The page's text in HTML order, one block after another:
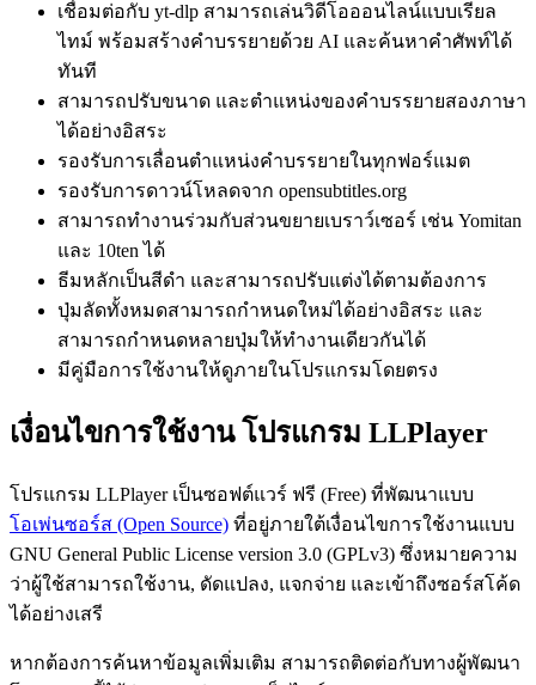
เชื่อมต่อกับ yt-dlp สามารถเล่นวิดีโอออนไลน์แบบเรียล
ไทม์ พร้อมสร้างคำบรรยายด้วย AI และค้นหาคำศัพท์ได้
ทันที
สามารถปรับขนาด และตำแหน่งของคำบรรยายสองภาษา
ได้อย่างอิสระ
รองรับการเลื่อนตำแหน่งคำบรรยายในทุกฟอร์แมต
รองรับการดาวน์โหลดจาก opensubtitles.org
สามารถทำงานร่วมกับส่วนขยายเบราว์เซอร์ เช่น Yomitan
และ 10ten ได้
ธีมหลักเป็นสีดำ และสามารถปรับแต่งได้ตามต้องการ
ปุ่มลัดทั้งหมดสามารถกำหนดใหม่ได้อย่างอิสระ และ
สามารถกำหนดหลายปุ่มให้ทำงานเดียวกันได้
มีคู่มือการใช้งานให้ดูภายในโปรแกรมโดยตรง
เงื่อนไขการใช้งาน โปรแกรม LLPlayer
โปรแกรม LLPlayer เป็นซอฟต์แวร์ ฟรี (Free) ที่พัฒนาแบบ
โอเพ่นซอร์ส (Open Source) ที่อยู่ภายใต้เงื่อนไขการใช้งานแบบ
GNU General Public License version 3.0 (GPLv3) ซึ่งหมายความ
ว่าผู้ใช้สามารถใช้งาน, ดัดแปลง, แจกจ่าย และเข้าถึงซอร์สโค้ด
ได้อย่างเสรี
หากต้องการค้นหาข้อมูลเพิ่มเติม สามารถติดต่อกับทางผู้พัฒนา